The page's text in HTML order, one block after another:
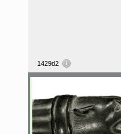
1429d2